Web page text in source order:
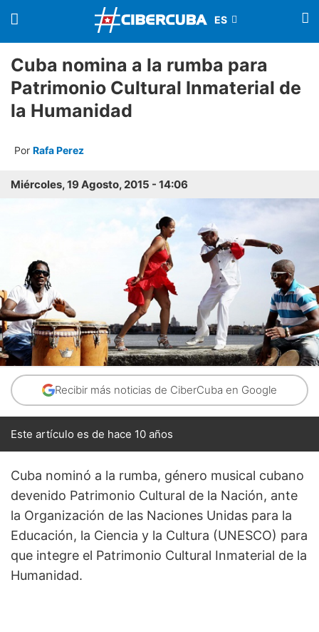
Cuba nomina a la rumba para
Patrimonio Cultural Inmaterial de
la Humanidad
Por Rafa Perez
Miércoles, 19 Agosto, 2015 - 14:06
Recibir más noticias de CiberCuba en Google
Este artículo es de hace 10 años
Cuba nominó a la rumba, género musical cubano
devenido Patrimonio Cultural de la Nación, ante
la Organización de las Naciones Unidas para la
Educación, la Ciencia y la Cultura (UNESCO) para
que integre el Patrimonio Cultural Inmaterial de la
Humanidad.